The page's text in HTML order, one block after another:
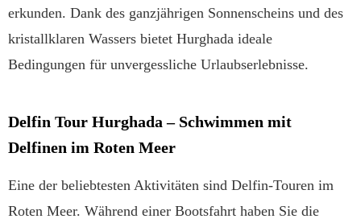
erkunden. Dank des ganzjährigen Sonnenscheins und des
kristallklaren Wassers bietet Hurghada ideale
Bedingungen für unvergessliche Urlaubserlebnisse.
Delfin Tour Hurghada – Schwimmen mit
Delfinen im Roten Meer
Eine der beliebtesten Aktivitäten sind Delfin-Touren im
Roten Meer. Während einer Bootsfahrt haben Sie die